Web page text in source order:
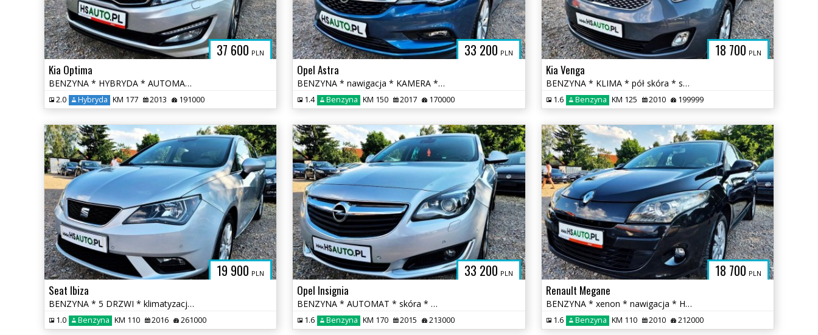
37 600 PLN
Kia Optima
BENZYNA * HYBRYDA * AUTOMAT * atrakcyjny wygląd * super * okazja
2.0 Hybryda KM 177 2013 191000
33 200 PLN
Opel Astra
BENZYNA * nawigacja * KAMERA * atrakcyjny wygląd * OKAZJA
1.4 Benzyna KM 150 2017 170000
18 700 PLN
Kia Venga
BENZYNA * KLIMA * pół skóra * super * okazja * POLECAMY
1.6 Benzyna KM 125 2010 199999
19 900 PLN
Seat Ibiza
BENZYNA * 5 DRZWI * klimatyzacja * 2x PDC * super * okazja * POLECAMY
1.0 Benzyna KM 110 2016 261000
33 200 PLN
Opel Insignia
BENZYNA * AUTOMAT * skóra * martwa strefa * KAMERA * nawigacja * lift
1.6 Benzyna KM 170 2015 213000
18 700 PLN
Renault Megane
BENZYNA * xenon * nawigacja * HANDS FREE * super * OKAZJA * 5 drzwi
1.6 Benzyna KM 110 2010 212000